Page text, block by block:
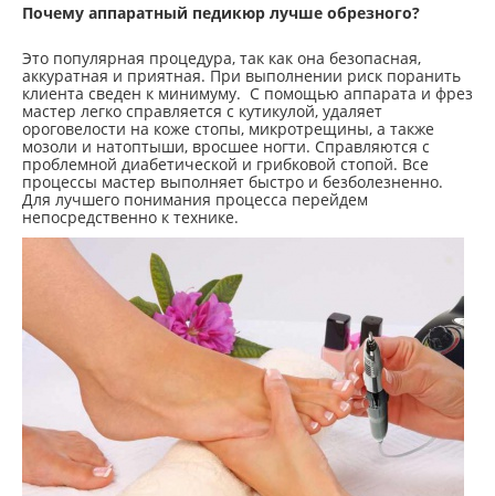
Почему аппаратный педикюр лучше обрезного?
Это популярная процедура, так как она безопасная,
аккуратная и приятная. При выполнении риск поранить
клиента сведен к минимуму. С помощью аппарата и фрез
мастер легко справляется с кутикулой, удаляет
ороговелости на коже стопы, микротрещины, а также
мозоли и натоптыши, вросшее ногти. Справляются с
проблемной диабетической и грибковой стопой. Все
процессы мастер выполняет быстро и безболезненно.
Для лучшего понимания процесса перейдем
непосредственно к технике.